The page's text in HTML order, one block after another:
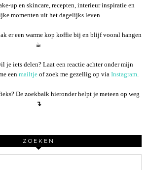
up en skincare, recepten, interieur inspiratie en
momenten uit het dagelijks leven.
er een warme kop koffie bij en blijf vooral hangen
☕︎
je iets delen? Laat een reactie achter onder mijn
een mailtje of zoek me gezellig op via Instagram.
De zoekbalk hieronder helpt je meteen op weg
↴
ZOEKEN